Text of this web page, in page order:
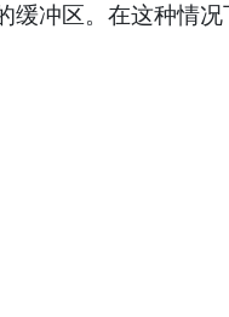
冲区。在这种情